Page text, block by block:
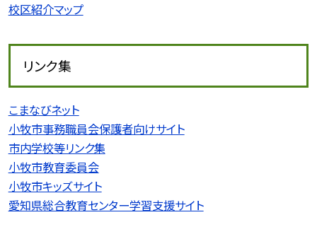
校区紹介マップ
リンク集
こまなびネット
小牧市事務職員会保護者向けサイト
市内学校等リンク集
小牧市教育委員会
小牧市キッズサイト
愛知県総合教育センター学習支援サイト